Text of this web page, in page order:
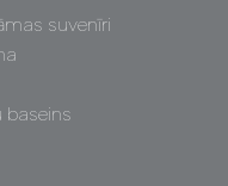
suvenīri